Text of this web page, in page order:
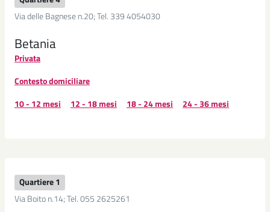
Via delle Bagnese n.20; Tel. 339 4054030
Betania
Privata
Contesto domiciliare
10 - 12 mesi
12 - 18 mesi 18 - 24 mesi 24 - 36 mesi
Quartiere 1
Via Boito n.14; Tel. 055 2625261